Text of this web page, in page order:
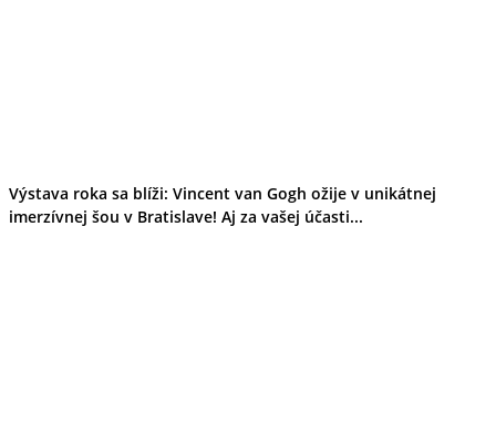
Výstava roka sa blíži: Vincent van Gogh ožije v unikátnej
imerzívnej šou v Bratislave! Aj za vašej účasti...